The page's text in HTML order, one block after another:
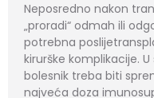
Neposredno nakon
„proradi“ odmah ili
potrebna
kirurške komplikacije.
bolesnik treba biti
najveća doza